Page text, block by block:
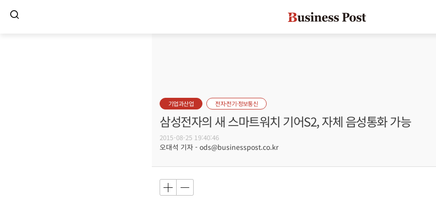
기업과산업 전자·전기·정보통신
삼성전자의 새 스마트워치 기어S2, 자체 음성통화 가능
2015-08-25 19:40:46
오대석 기자 - ods@businesspost.co.kr